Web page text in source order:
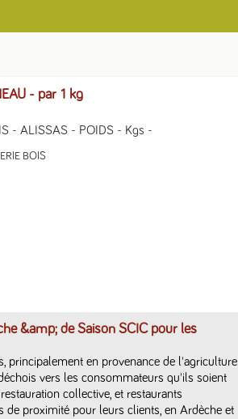
- par 1 kg
- ALISSAS - POIDS - Kgs -
BOIS
&amp; de Saison SCIC pour les
principalement en provenance de l'agriculture
vers les consommateurs qu'ils soient
collective, et restaurants
de proximité pour leurs clients, en Ardèche et